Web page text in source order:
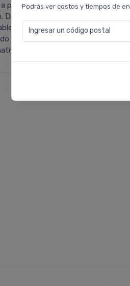
Podrás ver costos y tiempos de
Ingresar un código postal
probarlo por su fórmula
de un tiempo de uso
Además, es fácil de
mi salud cardiovascular de forma
saludable y efectiva!